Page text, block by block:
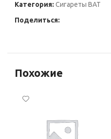
Категория: Сигареты BAT
Поделиться:
Похожие